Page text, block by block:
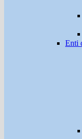
Enti